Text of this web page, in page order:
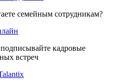
семейным сотрудникам?
кадровые
встреч